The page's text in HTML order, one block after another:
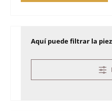
Aquí puede filtrar la